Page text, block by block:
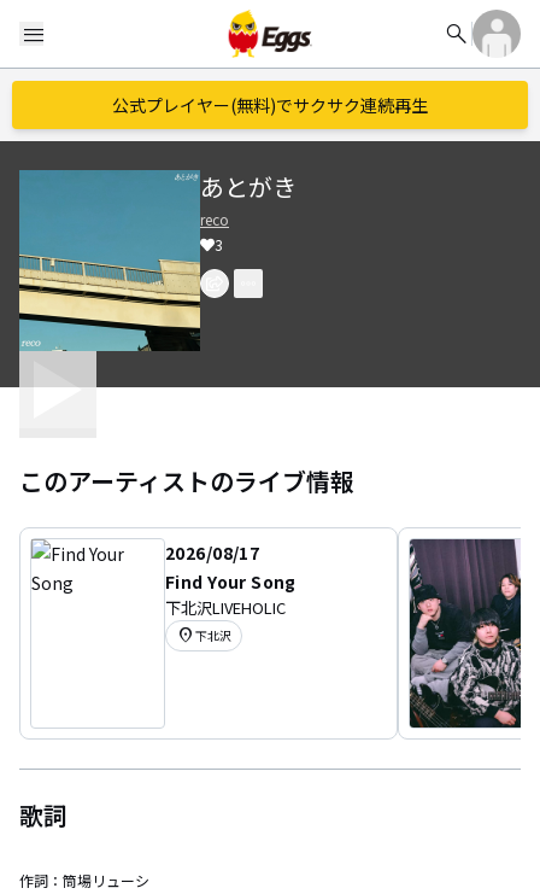
menu search
公式プレイヤー(無料)でサクサク連続再生
あとがき
reco
3
このアーティストのライブ情報
2026/08/17
Find Your Song
下北沢LIVEHOLIC
location_on 下北沢
歌詞
作詞： 筒場リューシ